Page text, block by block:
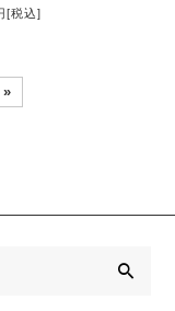
[税込]
»